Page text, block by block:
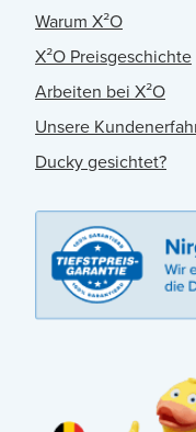
Warum X²O
X²O Preisgeschichte
Arbeiten bei X²O
Unsere
Ducky gesichtet?